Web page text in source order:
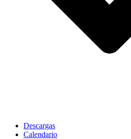
Descargas
Calendario